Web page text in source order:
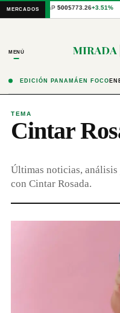
MERCADOS S&P 500$773.26+3.51%
Cotizaciones
internacionales
Financial
Modeling
precios
por
Latinex
para
MENÚ
EDICIÓN PANAMÁ EN FOCO
TEMA
Cintar
Últimas noticias,
con Cintar Rosada.